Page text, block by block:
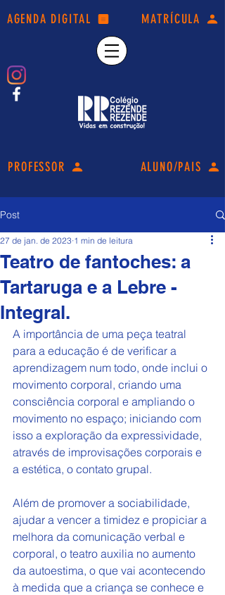
AGENDA DIGITAL MATRÍCULA
PROFESSOR ALUNO/PAIS
Post
Teatro de fantoches: a
Tartaruga e a Lebre -
Integral.
27 de jan. de 2023 1 min de leitura
A importância de uma peça teatral
para a educação é de verificar a
aprendizagem num todo, onde inclui o
movimento corporal, criando uma
consciência corporal e ampliando o
movimento no espaço; iniciando com
isso a exploração da expressividade,
através de improvisações corporais e
a estética, o contato grupal.
Além de promover a sociabilidade,
ajudar a vencer a timidez e propiciar a
melhora da comunicação verbal e
corporal, o teatro auxilia no aumento
da autoestima, o que vai acontecendo
à medida que a criança se conhece e